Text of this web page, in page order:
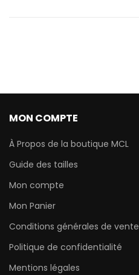
MON COMPTE
À Propos de la boutique MCL
Guide des tailles
Mon compte
Mon Panier
Conditions générales de vente
Politique de confidentialité
Mentions légales